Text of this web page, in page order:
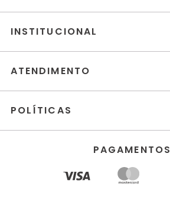
INSTITUCIONAL
ATENDIMENTO
POLÍTICAS
PAGAMENTOS